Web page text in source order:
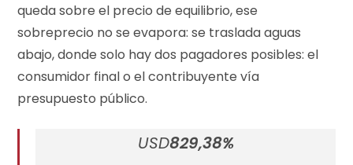
queda sobre el precio de equilibrio, ese
sobreprecio no se evapora: se traslada aguas
abajo, donde solo hay dos pagadores posibles: el
consumidor final o el contribuyente vía
presupuesto público.
USD829,38%